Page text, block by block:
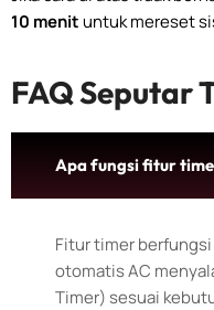
10 menituntuk mereset
FAQ Seputar
Apa fungsi fitur
Fitur timer
otomatis AC
Timer) sesuai